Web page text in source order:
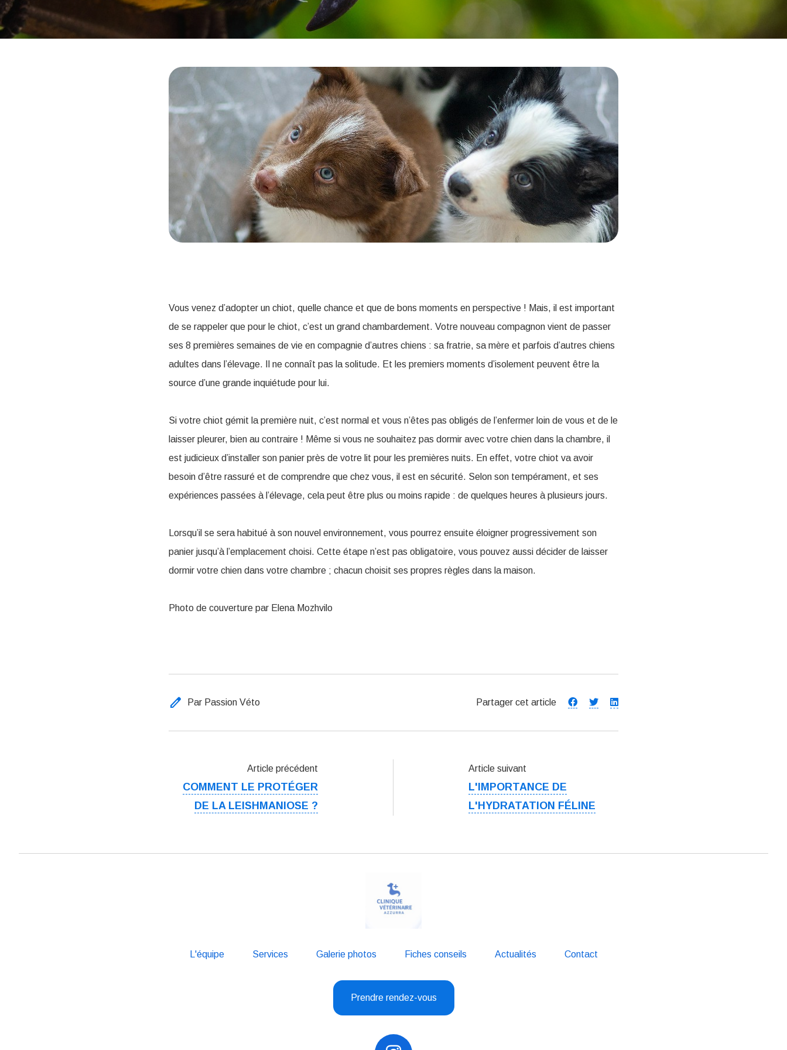
Vous venez d’adopter un chiot, quelle chance et que de bons moments en perspective ! Mais, il est important
de se rappeler que pour le chiot, c’est un grand chambardement. Votre nouveau compagnon vient de passer
ses 8 premières semaines de vie en compagnie d’autres chiens : sa fratrie, sa mère et parfois d’autres chiens
adultes dans l’élevage. Il ne connaît pas la solitude. Et les premiers moments d’isolement peuvent être la
source d’une grande inquiétude pour lui.
Si votre chiot gémit la première nuit, c’est normal et vous n’êtes pas obligés de l’enfermer loin de vous et de le
laisser pleurer, bien au contraire ! Même si vous ne souhaitez pas dormir avec votre chien dans la chambre, il
est judicieux d’installer son panier près de votre lit pour les premières nuits. En effet, votre chiot va avoir
besoin d’être rassuré et de comprendre que chez vous, il est en sécurité. Selon son tempérament, et ses
expériences passées à l’élevage, cela peut être plus ou moins rapide : de quelques heures à plusieurs jours.
Lorsqu’il se sera habitué à son nouvel environnement, vous pourrez ensuite éloigner progressivement son
panier jusqu’à l’emplacement choisi. Cette étape n’est pas obligatoire, vous pouvez aussi décider de laisser
dormir votre chien dans votre chambre ; chacun choisit ses propres règles dans la maison.
Photo de couverture par Elena Mozhvilo
edit Par Passion Véto Partager cet article
Article précédent
COMMENT LE PROTÉGER
DE LA LEISHMANIOSE ?
Article suivant
L'IMPORTANCE DE
L'HYDRATATION FÉLINE
L'équipe Services Galerie photos Fiches conseils Actualités Contact
Prendre rendez-vous